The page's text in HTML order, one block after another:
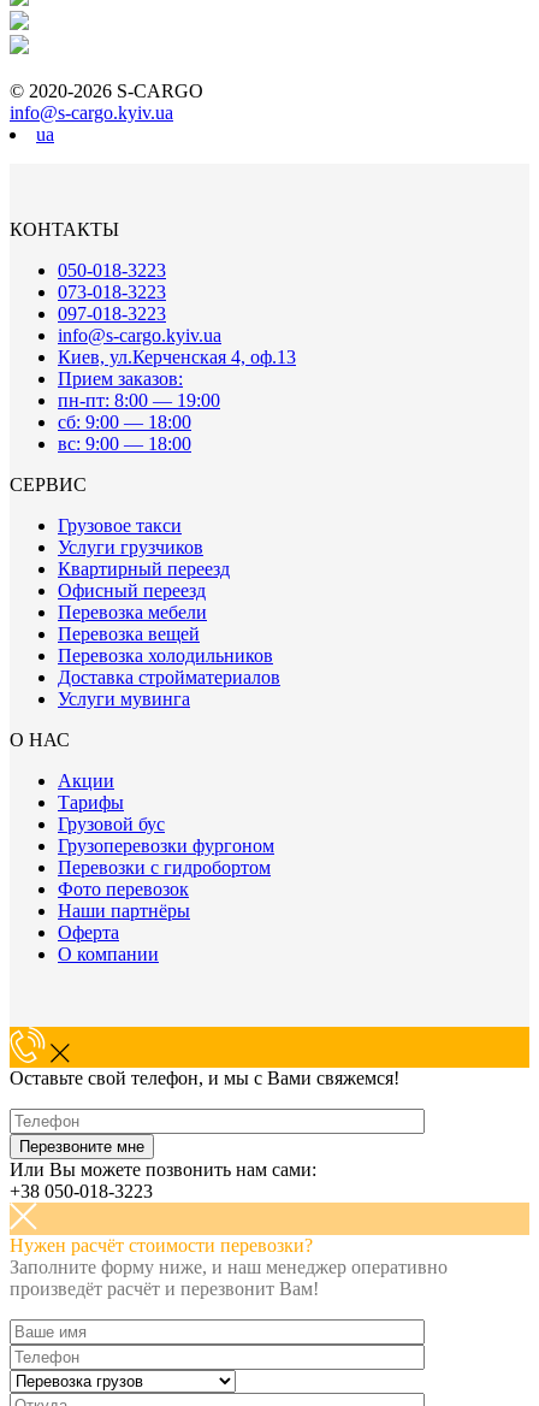
© 2020-2026 S-CARGO
info@s-cargo.kyiv.ua
ua
КОНТАКТЫ
050-018-3223
073-018-3223
097-018-3223
info@s-cargo.kyiv.ua
Киев, ул.Керченская 4, оф.13
Прием заказов:
пн-пт: 8:00 — 19:00
сб: 9:00 — 18:00
вс: 9:00 — 18:00
СЕРВИС
Грузовое такси
Услуги грузчиков
Квартирный переезд
Офисный переезд
Перевозка мебели
Перевозка вещей
Перевозка холодильников
Доставка стройматериалов
Услуги мувинга
О НАС
Акции
Тарифы
Грузовой бус
Грузоперевозки фургоном
Перевозки с гидробортом
Фото перевозок
Наши партнёры
Оферта
О компании
Оставьте свой телефон, и мы с Вами свяжемся!
Или Вы можете позвонить нам сами:
+38 050-018-3223
Нужен расчёт стоимости перевозки?
Заполните форму ниже, и наш менеджер оперативно
произведёт расчёт и перезвонит Вам!